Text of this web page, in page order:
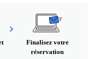
Finalisez votre
réservation